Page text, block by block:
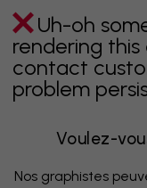
Uh-oh
rendering
contact
problem
Voulez-
Nos graphistes